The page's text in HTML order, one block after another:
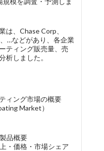
は、Chase Corp、
…などがあり、各企業
ティング販売量、売
析しました。
ィング市場の概要
Market）
品概要
・価格・市場シェア